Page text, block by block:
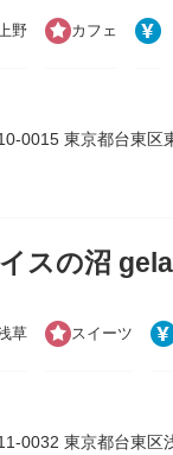
野 カフェ
0015 東京都台東区
スの沼
草 スイーツ
0032 東京都台東区